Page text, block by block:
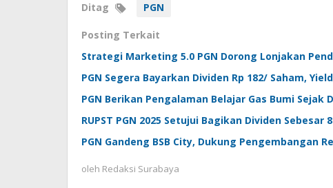
Ditag PGN
Posting Terkait
Strategi Marketing 5.0 PGN Dorong Lonjakan
PGN Segera Bayarkan Dividen Rp 182/ Saham,
PGN Berikan Pengalaman Belajar Gas Bumi Sejak
RUPST PGN 2025 Setujui Bagikan Dividen Sebesar
PGN Gandeng BSB City, Dukung Pengembangan
oleh Redaksi Surabaya